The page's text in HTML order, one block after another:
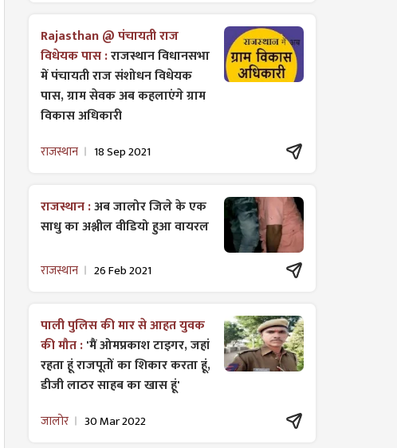
Rajasthan @ पंचायती राज
विधेयक पास :राजस्थान विधानसभा
में पंचायती राज ​संशोधन विधेयक
पास, ग्राम सेवक अब कहलाएंगे ग्राम
विकास अधिकारी
राजस्थान 18 Sep 2021
राजस्थान :अब जालोर जिले के एक
साधु का अश्लील वीडियो हुआ वायरल
राजस्थान 26 Feb 2021
पाली पुलिस की मार से आहत युवक
की मौत :'मैं ओमप्रकाश टाइगर, जहां
रहता हूं राजपूतों का शिकार करता हूं,
डीजी लाठर साहब का खास हूं'
जालोर 30 Mar 2022